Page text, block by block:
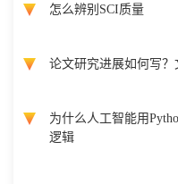
怎么辨别SCI质量
论文研究进展如何写
为什么人工智能用
逻辑